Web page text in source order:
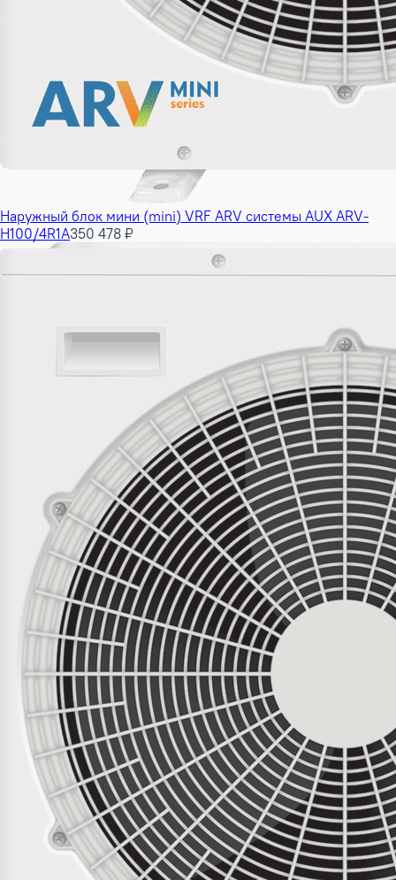
Наружный блок мини (mini) VRF ARV системы AUX ARV-
H100/4R1A350 478 ₽